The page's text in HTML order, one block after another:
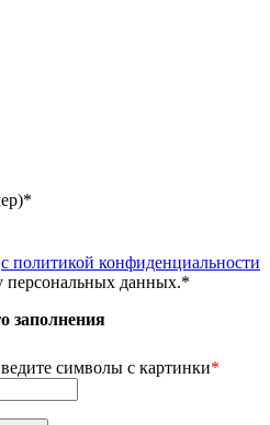
*
с политикой конфиденциальности
персональных данных.*
заполнения
символы с картинки*